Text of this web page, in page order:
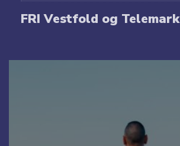
FRI Vestfold og Telemark